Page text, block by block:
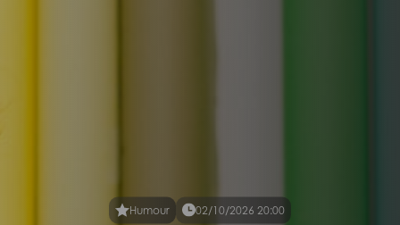
Humour 02/10/2026 20:00